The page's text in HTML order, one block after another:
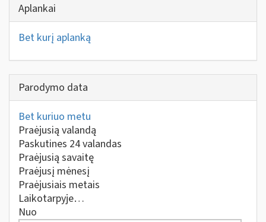
Aplankai
Bet kurį aplanką
Parodymo data
Bet kuriuo metu
Praėjusią valandą
Paskutines 24 valandas
Praėjusią savaitę
Praėjusį mėnesį
Praėjusiais metais
Laikotarpyje…
Nuo